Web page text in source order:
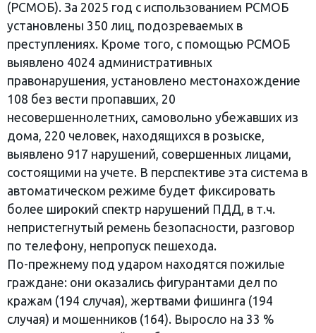
(РСМОБ). За 2025 год с использованием РСМОБ
установлены 350 лиц, подозреваемых в
преступлениях. Кроме того, с помощью РСМОБ
выявлено 4024 административных
правонарушения, установлено местонахождение
108 без вести пропавших, 20
несовершеннолетних, самовольно убежавших из
дома, 220 человек, находящихся в розыске,
выявлено 917 нарушений, совершенных лицами,
состоящими на учете. В перспективе эта система в
автоматическом режиме будет фиксировать
более широкий спектр нарушений ПДД, в т.ч.
непристегнутый ремень безопасности, разговор
по телефону, непропуск пешехода.
По-прежнему под ударом находятся пожилые
граждане: они оказались фигурантами дел по
кражам (194 случая), жертвами фишинга (194
случая) и мошенников (164). Выросло на 33 %